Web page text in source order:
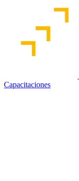
Capacitaciones